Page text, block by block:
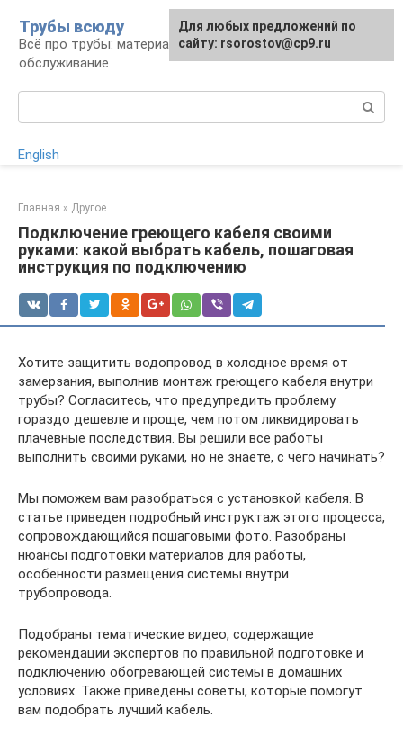
контенту
Трубы всюду
Всё про трубы: материалы, монтаж и
обслуживание
English
Главная » Другое
Подключение греющего кабеля своими
руками: какой выбрать кабель, пошаговая
инструкция по подключению
Хотите защитить водопровод в холодное время от
замерзания, выполнив монтаж греющего кабеля внутри
трубы? Согласитесь, что предупредить проблему
гораздо дешевле и проще, чем потом ликвидировать
плачевные последствия. Вы решили все работы
выполнить своими руками, но не знаете, с чего начинать?
Мы поможем вам разобраться с установкой кабеля. В
статье приведен подробный инструктаж этого процесса,
сопровождающийся пошаговыми фото. Разобраны
нюансы подготовки материалов для работы,
особенности размещения системы внутри
трубопровода.
Подобраны тематические видео, содержащие
рекомендации экспертов по правильной подготовке и
подключению обогревающей системы в домашних
условиях. Также приведены советы, которые помогут
вам подобрать лучший кабель.
Для любых предложений по
сайту: rsorostov@cp9.ru